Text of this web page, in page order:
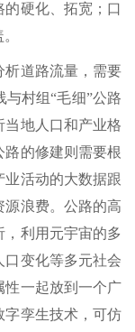
硬化、拓宽；口
析道路流量，需要
村组“毛细”公路
当地人口和产业格
路的修建则需要根
业活动的大数据跟
源浪费。公路的高
，利用元宇宙的多
口变化等多元社会
性一起放到一个广
字孪生技术，可仿